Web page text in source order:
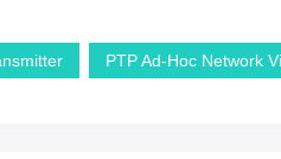
PTP Ad-Hoc Network